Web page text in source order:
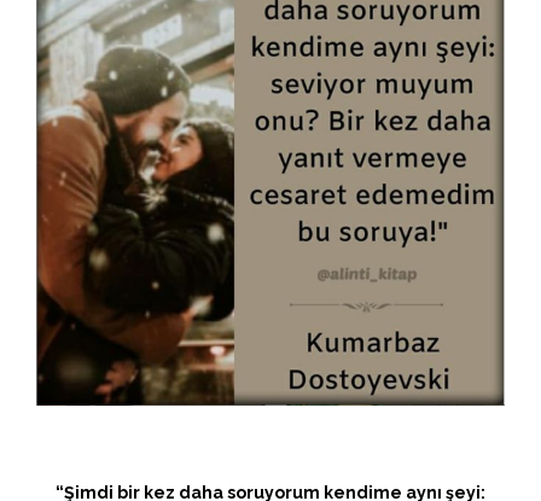
“Şimdi bir kez daha soruyorum kendime aynı şeyi: